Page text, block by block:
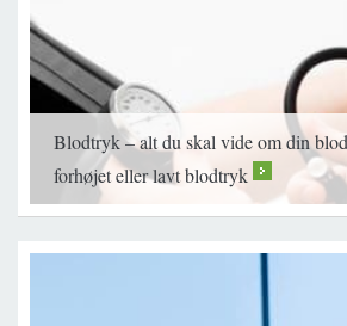
Blodtryk – alt du skal vide om din
forhøjet eller lavt blodtryk
>